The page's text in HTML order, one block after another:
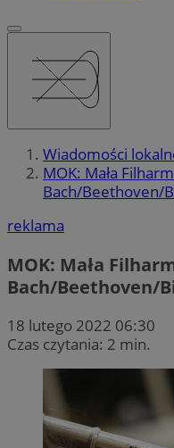
Wiadomości
MOK: Mała
Bach/Beethoven/
reklama
MOK: Mała
Bach/Beethoven/
18 lutego 2022 06:30
Czas czytania: 2 min.